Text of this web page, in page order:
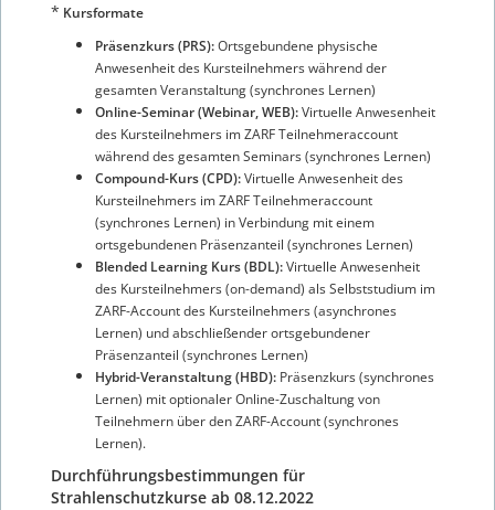
* Kursformate
Präsenzkurs (PRS):Ortsgebundene physische
Anwesenheit des Kursteilnehmers während der
gesamten Veranstaltung (synchrones Lernen)
Online-Seminar (Webinar, WEB):Virtuelle Anwesenheit
des Kursteilnehmers im ZARF Teilnehmeraccount
während des gesamten Seminars (synchrones Lernen)
Compound-Kurs (CPD):Virtuelle Anwesenheit des
Kursteilnehmers im ZARF Teilnehmeraccount
(synchrones Lernen) in Verbindung mit einem
ortsgebundenen Präsenzanteil (synchrones Lernen)
Blended Learning Kurs (BDL):Virtuelle Anwesenheit
des Kursteilnehmers (on-demand) als Selbststudium im
ZARF-Account des Kursteilnehmers (asynchrones
Lernen) und abschließender ortsgebundener
Präsenzanteil (synchrones Lernen)
Hybrid-Veranstaltung (HBD): Präsenzkurs (synchrones
Lernen) mit optionaler Online-Zuschaltung von
Teilnehmern über den ZARF-Account (synchrones
Lernen).
Durchführungsbestimmungen für
Strahlenschutzkurse ab 08.12.2022